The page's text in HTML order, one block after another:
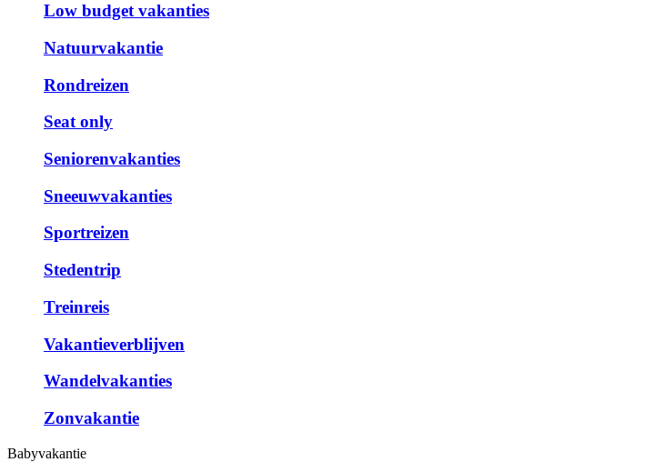
Low budget vakanties
Natuurvakantie
Rondreizen
Seat only
Seniorenvakanties
Sneeuwvakanties
Sportreizen
Stedentrip
Treinreis
Vakantieverblijven
Wandelvakanties
Zonvakantie
Babyvakantie